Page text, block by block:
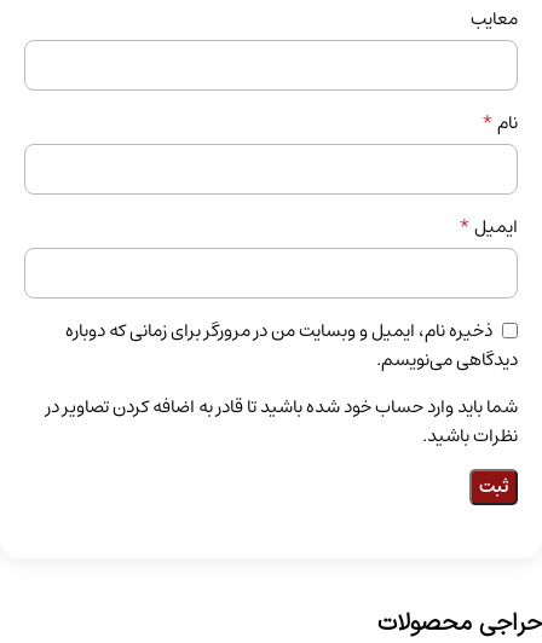
معایب
نام*
ایمیل*
ذخیره نام، ایمیل و وبسایت من در مرورگر برای زمانی که دوباره
دیدگاهی می‌نویسم.
شما باید وارد حساب خود شده باشید تا قادر به اضافه کردن تصاویر در
نظرات باشید.
حراجی محصولات